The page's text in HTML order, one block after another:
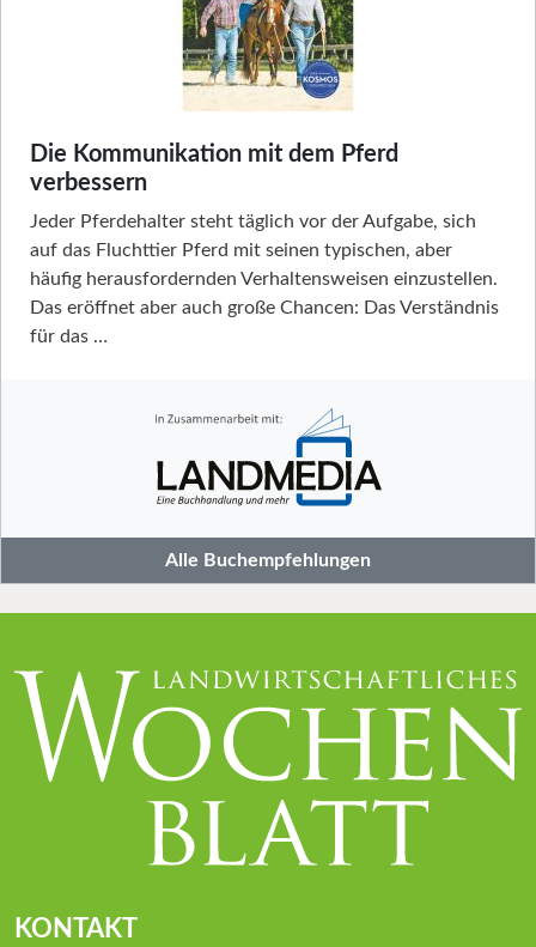
Die Kommunikation mit dem Pferd
verbessern
Jeder Pferdehalter steht täglich vor der Aufgabe, sich
auf das Fluchttier Pferd mit seinen typischen, aber
häufig herausfordernden Verhaltensweisen einzustellen.
Das eröffnet aber auch große Chancen: Das Verständnis
für das …
Alle Buchempfehlungen
KONTAKT